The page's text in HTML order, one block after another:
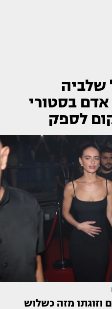
שלביה
אדם בסטורי
לספק
וזוגתו מזה כשלוש